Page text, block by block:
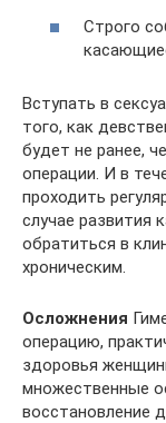
Строго
Вступать в
того, как
будет не ранее,
операции. И в
проходить
случае развития
обратиться в
хроническим.
Осложнения
операцию,
здоровья
множественные
восстановление